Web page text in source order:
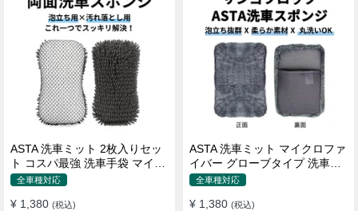
ASTA 洗車ミット 2枚入りセッ
ト コスパ最強 洗車手袋 マイク
ロファイバー製 洗車グッズ 車
全車種対応
¥ 1,380 (税込)
ASTA 洗車ミット マイクロファ
イバー グローブタイプ 洗車プ
ロも愛用 傷防止 高吸水 車 バイ
全車種対応
¥ 1,380 (税込)